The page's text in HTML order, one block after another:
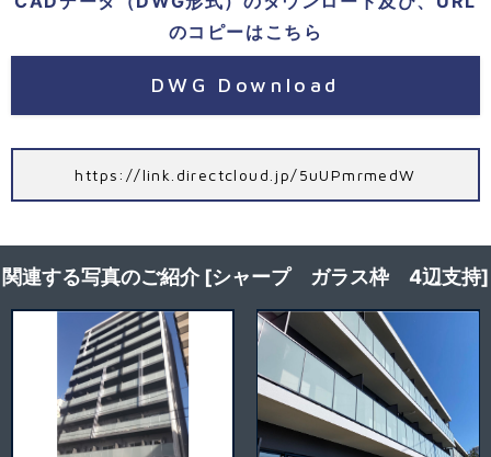
のコピーはこちら
DWG Download
https://link.directcloud.jp/5uUPmrmedW
関連する写真のご紹介 [シャープ ガラス枠 4辺支持]